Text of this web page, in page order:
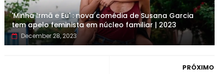
'Minha Irmã e Eu' : nova comédia de Susana Garcia
tem apelo feminista em núcleo familiar | 2023
December 28, 2023
PRÓXIMO